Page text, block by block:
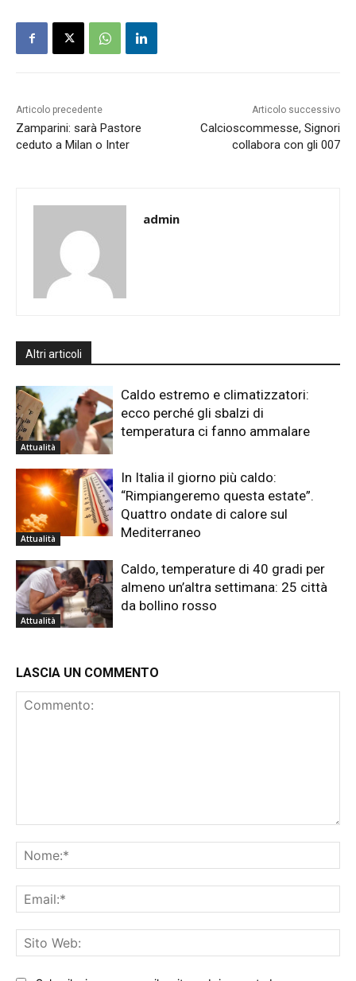
Articolo precedente
Zamparini: sarà Pastore
ceduto a Milan o Inter
Articolo successivo
Calcioscommesse, Signori
collabora con gli 007
admin
Altri articoli
Attualità
Caldo estremo e climatizzatori:
ecco perché gli sbalzi di
temperatura ci fanno ammalare
Attualità
In Italia il giorno più caldo:
“Rimpiangeremo questa estate”.
Quattro ondate di calore sul
Mediterraneo
Attualità
Caldo, temperature di 40 gradi per
almeno un’altra settimana: 25 città
da bollino rosso
LASCIA UN COMMENTO